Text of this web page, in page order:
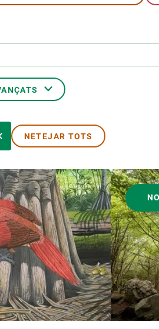
TEMES TRANSVERSALS
AUTOR
NETEJAR TOTS
Programa de màsters i doctorat
Desenvolupament de carrera
Seminaris i activitats internes